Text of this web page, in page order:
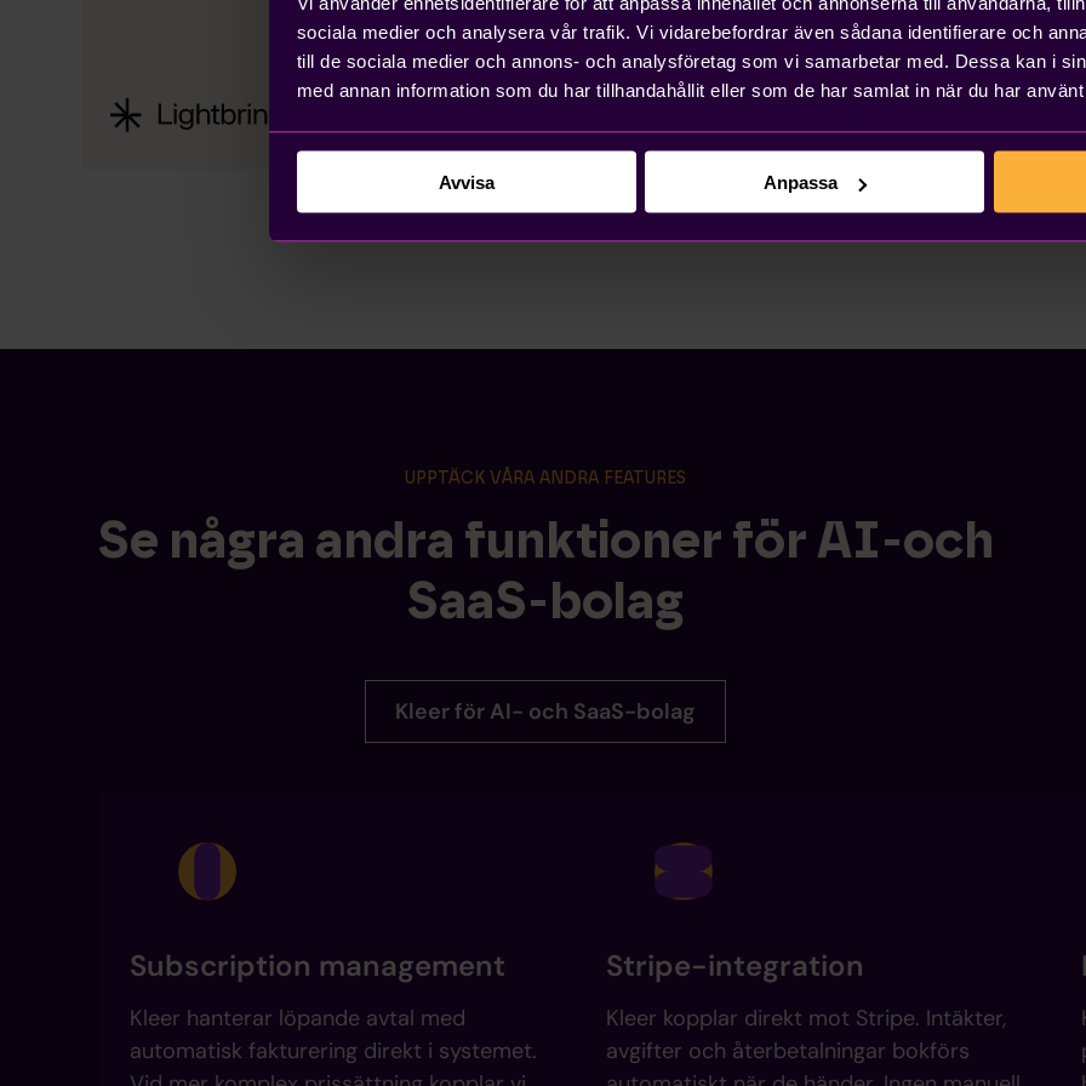
sociala medier och analysera vår trafik. Vi vidarebefordrar även sådana identifierare och
till de sociala medier och annons- och analysföretag som vi samarbetar med. Dessa kan i
med annan information som du har tillhandahållit eller som de har samlat in när du har
Avvisa Anpassa
SaaS-bolag
Antal
0-50
UPPTÄCK VÅRA ANDRA FEATURES
Se några andra funktioner för AI-och
SaaS-bolag
Kleer för AI- och SaaS-bolag
Subscription management
Kleer hanterar löpande avtal med
automatisk fakturering direkt i systemet.
Stripe-integration
Kleer kopplar direkt mot Stripe. Intäkter,
avgifter och återbetalningar bokförs